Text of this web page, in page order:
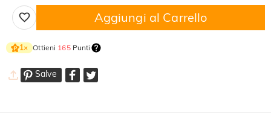
Aggiungi al Carrello
1× Ottieni 165Punti
Salve